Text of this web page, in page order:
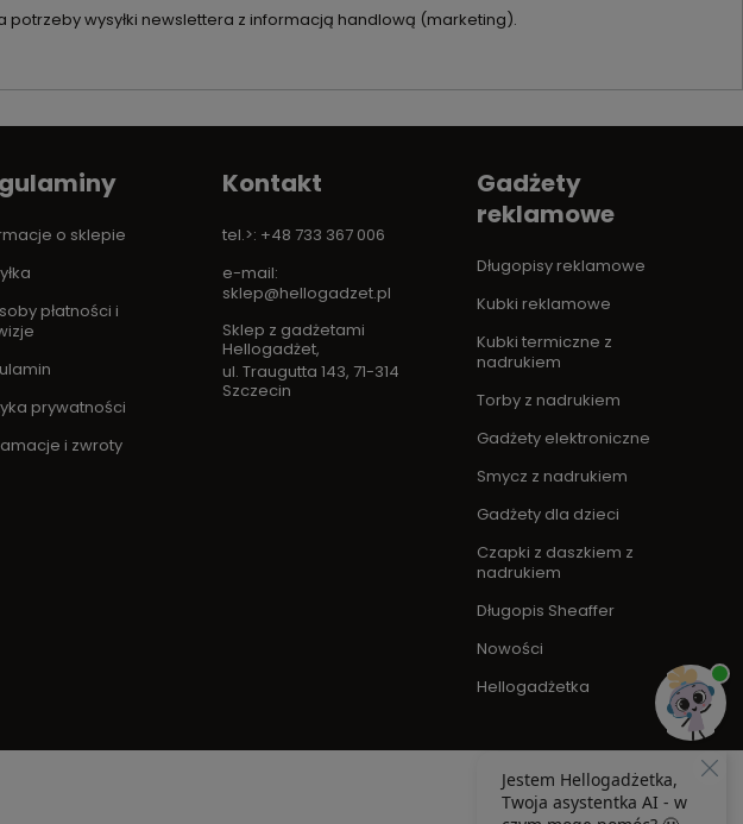
wysyłki newslettera z informacją handlową (marketing).
o sklepie
płatności i
prywatności
i zwroty
Kontakt
tel.>: +48 733 367 006
e-mail:
sklep@hellogadzet.pl
Sklep z gadżetami
Hellogadżet,
ul. Traugutta 143, 71-314
Szczecin
Gadżety
reklamowe
Długopisy reklamowe
Kubki reklamowe
Kubki termiczne z
nadrukiem
Torby z nadrukiem
Gadżety elektroniczne
Smycz z nadrukiem
Gadżety dla dzieci
Czapki z daszkiem z
nadrukiem
Długopis Sheaffer
Nowości
Hellogadżetka